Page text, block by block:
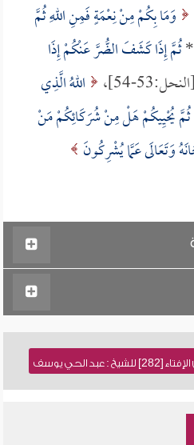
وَمَا بِكُمْ مِنْ نِعْمَةٍ فَمِنِ اللهِ ثُمَّ
*ثُمَّ إِذَا كَشَفَ الضُّرَّ عَنْكُمْ إِذَا
[النحل:53-54]،
اللهُ الَّذِي
يُحْيِيكُمْ هَلْ مِنْ شُرَكَائِكُمْ مَنْ
وَتَعَالَى عَمَّا يُشْرِكُونَ
الحي يوسف